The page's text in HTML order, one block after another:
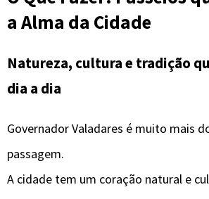
a Alma da Cidade
Natureza, cultura e tradição
dia a dia
Governador Valadares é muito mais
passagem.
A cidade tem um coração natural e